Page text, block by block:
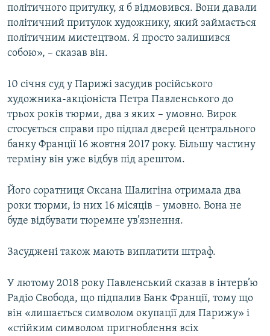
політичного притулку, я б відмовився. Вони давали
політичний притулок художнику, який займається
політичним мистецтвом. Я просто залишився
собою», – сказав він.
10 січня суд у Парижі засудив російського
художника-акціоніста Петра Павленського до
трьох років тюрми, два з яких – умовно. Вирок
стосується справи про підпал дверей центрального
банку Франції 16 жовтня 2017 року. Більшу частину
терміну він уже відбув під арештом.
Його соратниця Оксана Шалигіна отримала два
роки тюрми, із них 16 місяців – умовно. Вона не
буде відбувати тюремне ув’язнення.
Засуджені також мають виплатити штраф.
У лютому 2018 року Павленський сказав в інтерв’ю
Радіо Свобода, що підпалив Банк Франції, тому що
він «лишається символом окупації для Парижу» і
«стійким символом пригноблення всіх